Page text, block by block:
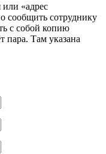
или «адрес
сообщить сотруднику
с собой копию
пара. Там указана